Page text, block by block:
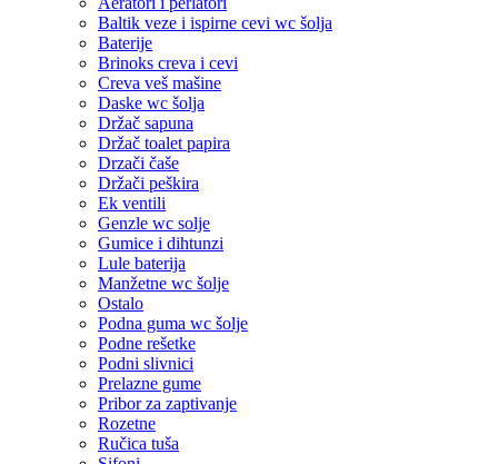
Baltik veze i ispirne cevi wc šolja
Baterije
Brinoks creva i cevi
Creva veš mašine
Daske wc šolja
Držač sapuna
Držač toalet papira
Drzači čaše
Držači peškira
Ek ventili
Genzle wc solje
Gumice i dihtunzi
Lule baterija
Manžetne wc šolje
Ostalo
Podna guma wc šolje
Podne rešetke
Podni slivnici
Prelazne gume
Pribor za zaptivanje
Rozetne
Ručica tuša